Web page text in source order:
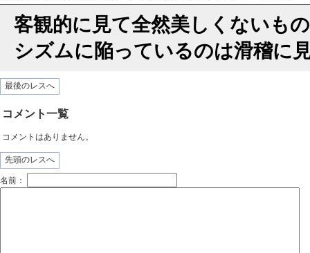
客観的に見て全然美しくないも
シズムに陥っているのは滑稽に
最後のレスへ
コメント一覧
コメントはありません。
先頭のレスへ
名前：